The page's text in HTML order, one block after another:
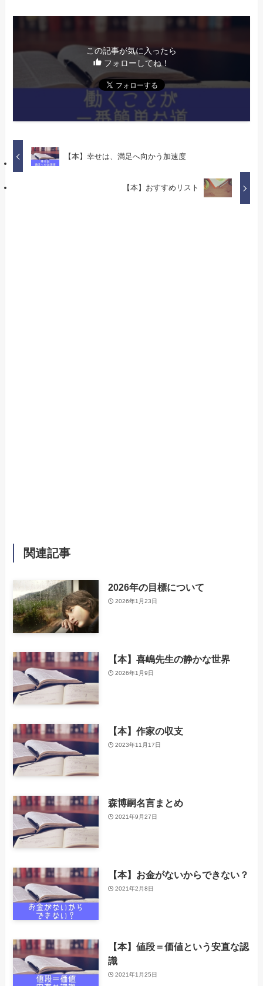
この記事が気に入ったら
フォローしてね！
【本】幸せは、満足へ向かう加速度
【本】おすすめリスト
関連記事
2026年の目標について
2026年1月23日
【本】喜嶋先生の静かな世界
2026年1月9日
【本】作家の収支
2023年11月17日
森博嗣名言まとめ
2021年9月27日
【本】お金がないからできない？
2021年2月8日
【本】値段＝価値という安直な認
識
2021年1月25日